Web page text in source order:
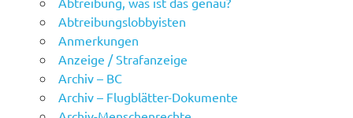
Abtreibungslobbyisten
Anmerkungen
Anzeige / Strafanzeige
Archiv – BC
Archiv – Flugblätter-Dokumente